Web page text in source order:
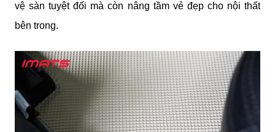
vệ sàn tuyệt đối mà còn nâng tầm vẻ đẹp cho nội thất
bên trong.